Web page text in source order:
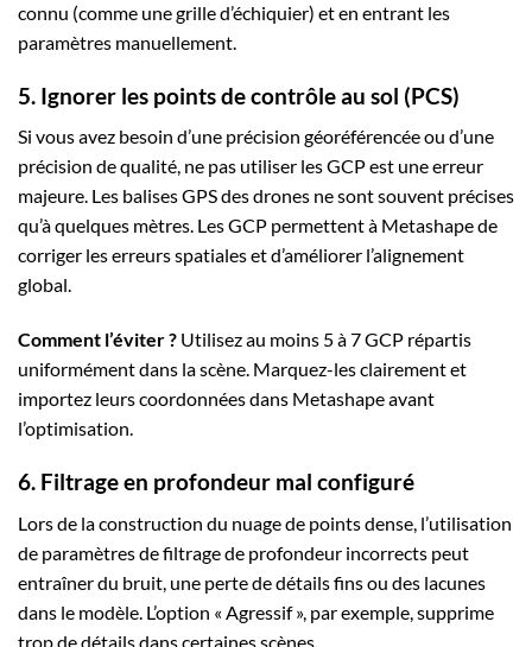
connu (comme une grille d’échiquier) et en entrant les
paramètres manuellement.
5. Ignorer les points de contrôle au sol (PCS)
Si vous avez besoin d’une précision géoréférencée ou d’une
précision de qualité, ne pas utiliser les GCP est une erreur
majeure. Les balises GPS des drones ne sont souvent précises
qu’à quelques mètres. Les GCP permettent à Metashape de
corriger les erreurs spatiales et d’améliorer l’alignement
global.
Comment l’éviter ? Utilisez au moins 5 à 7 GCP répartis
uniformément dans la scène. Marquez-les clairement et
importez leurs coordonnées dans Metashape avant
l’optimisation.
6. Filtrage en profondeur mal configuré
Lors de la construction du nuage de points dense, l’utilisation
de paramètres de filtrage de profondeur incorrects peut
entraîner du bruit, une perte de détails fins ou des lacunes
dans le modèle. L’option « Agressif », par exemple, supprime
trop de détails dans certaines scènes.